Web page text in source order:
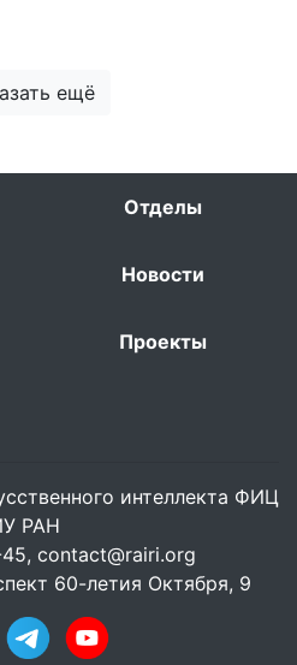
ещё
Отделы
Новости
Проекты
интеллекта ФИЦ
РАН
contact@rairi.org
60-летия Октября, 9